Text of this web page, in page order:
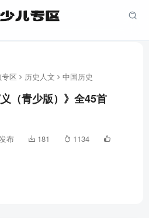
区 历史人文 中国历史
（青少版）》全45首
布 181
1134